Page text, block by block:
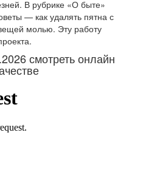
В рубрике «О быте»
— как удалять пятна с
молью. Эту работу
смотреть онлайн